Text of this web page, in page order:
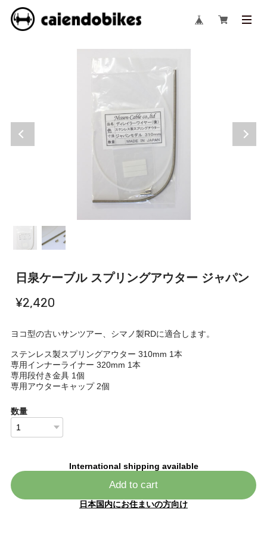
日泉ケーブル スプリングアウター ジャパン
¥2,420
ヨコ型の古いサンツアー、シマノ製RDに適合します。
ステンレス製スプリングアウター 310mm 1本
専用インナーライナー 320mm 1本
専用段付き金具 1個
専用アウターキャップ 2個
数量
International shipping available
Add to cart
日本国内にお住まいの方向け